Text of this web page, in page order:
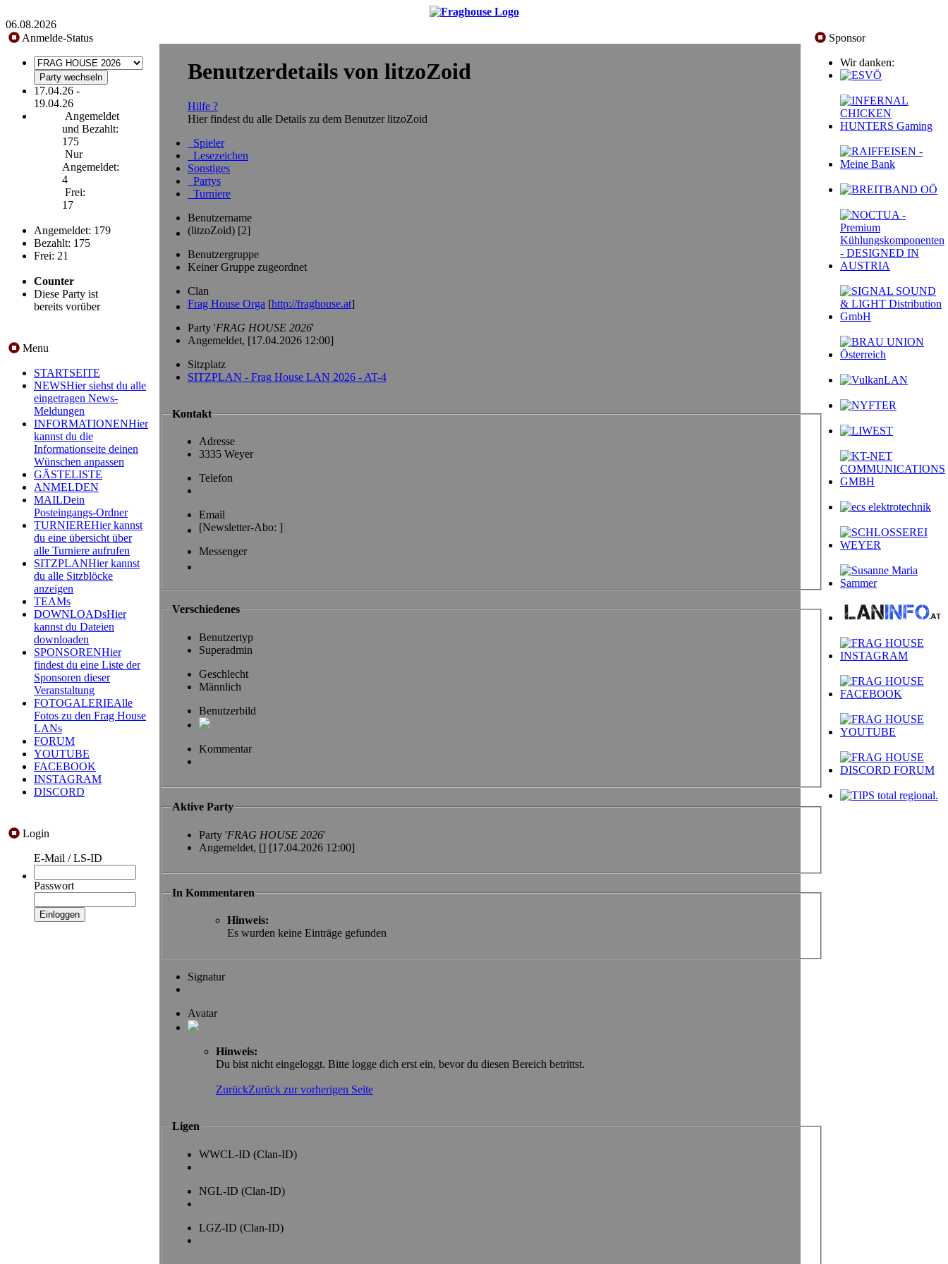
06.08.2026
Anmelde-Status
17.04.26 -
19.04.26
Angemeldet
und Bezahlt:
175
Nur
Angemeldet:
4
Frei:
17
Angemeldet: 179
Bezahlt: 175
Frei: 21
Counter
Diese Party ist
bereits vorüber
Menu
STARTSEITE
NEWSHier siehst du alle
eingetragen News-
Meldungen
INFORMATIONENHier
kannst du die
Informationseite deinen
Wünschen anpassen
GÄSTELISTE
ANMELDEN
MAILDein
Posteingangs-Ordner
TURNIEREHier kannst
du eine übersicht über
alle Turniere aufrufen
SITZPLANHier kannst
du alle Sitzblöcke
anzeigen
TEAMs
DOWNLOADsHier
kannst du Dateien
downloaden
SPONSORENHier
findest du eine Liste der
Sponsoren dieser
Veranstaltung
FOTOGALERIEAlle
Fotos zu den Frag House
LANs
FORUM
YOUTUBE
FACEBOOK
INSTAGRAM
DISCORD
Login
E-Mail / LS-ID
Passwort
Benutzerdetails von litzoZoid
Hilfe ?
Hier findest du alle Details zu dem Benutzer litzoZoid
Spieler
Lesezeichen
Sonstiges
Partys
Turniere
Benutzername
(litzoZoid) [2]
Benutzergruppe
Keiner Gruppe zugeordnet
Clan
Frag House Orga [http://fraghouse.at]
Party 'FRAG HOUSE 2026'
Angemeldet, [17.04.2026 12:00]
Sitzplatz
SITZPLAN - Frag House LAN 2026 - AT-4
Kontakt
Adresse
3335 Weyer
Telefon
Email
[Newsletter-Abo: ]
Messenger
Verschiedenes
Benutzertyp
Superadmin
Geschlecht
Männlich
Benutzerbild
Kommentar
Aktive Party
Party 'FRAG HOUSE 2026'
Angemeldet, [] [17.04.2026 12:00]
In Kommentaren
Hinweis:
Es wurden keine Einträge gefunden
Signatur
Avatar
Hinweis:
Du bist nicht eingeloggt. Bitte logge dich erst ein, bevor du diesen Bereich betrittst.
ZurückZurück zur vorherigen Seite
Ligen
WWCL-ID (Clan-ID)
NGL-ID (Clan-ID)
LGZ-ID (Clan-ID)
Sponsor
Wir danken: